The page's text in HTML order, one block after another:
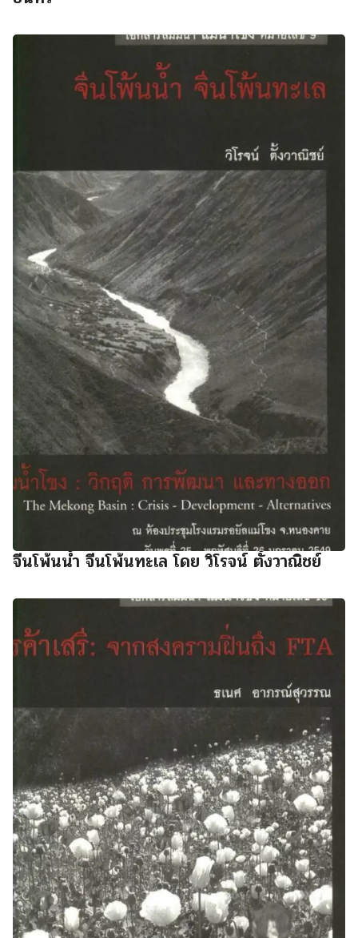
จีนโพ้นน้ำ จีนโพ้นทะเล โดย วิโรจน์ ตั้งวาณิชย์